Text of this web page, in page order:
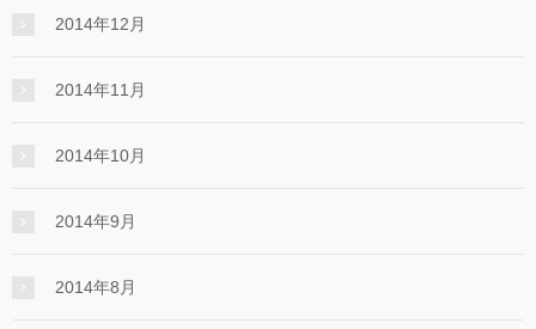
2014年12月
2014年11月
2014年10月
2014年9月
2014年8月